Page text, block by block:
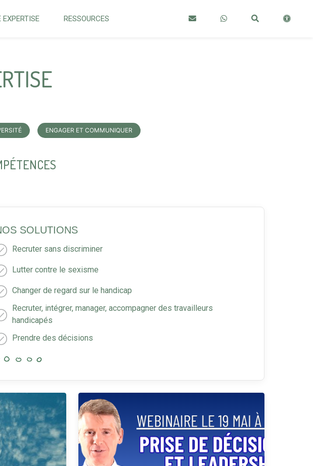
EXPERTISE RESSOURCES
ENGAGER ET COMMUNIQUER
SOLUTIONS
Recruter sans discriminer
Lutter contre le sexisme
Changer de regard sur le handicap
Recruter, intégrer, manager, accompagner des travailleurs
handicapés
Prendre des décisions